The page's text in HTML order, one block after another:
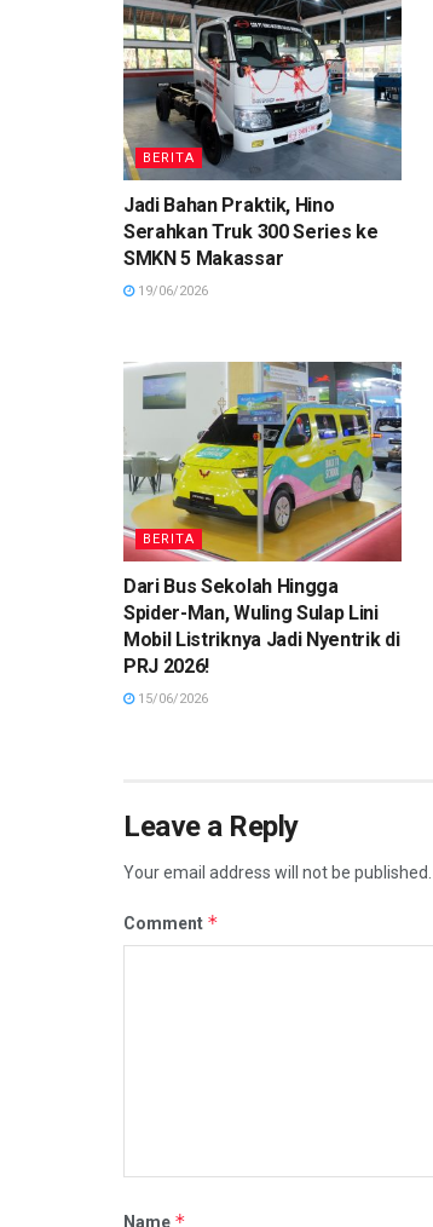
BERITA
Jadi Bahan Praktik, Hino
Serahkan Truk 300 Series ke
SMKN 5 Makassar
19/06/2026
BERITA
Dari Bus Sekolah Hingga
Spider-Man, Wuling Sulap Lini
Mobil Listriknya Jadi Nyentrik di
PRJ 2026!
15/06/2026
Leave a Reply
Your email address will not be published.
Comment *
Name *